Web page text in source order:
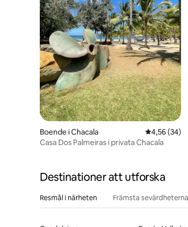
Boende i Chacala 4,56 av 5 i
4,56 (34)
Casa Dos Palmeiras i privata Chacala
Destinationer att utforska
Resmål i närheten Främsta